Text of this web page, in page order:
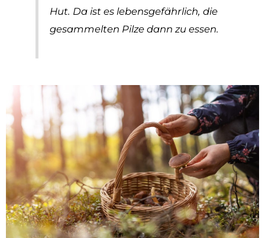
Hut. Da ist es lebensgefährlich, die
gesammelten Pilze dann zu essen.